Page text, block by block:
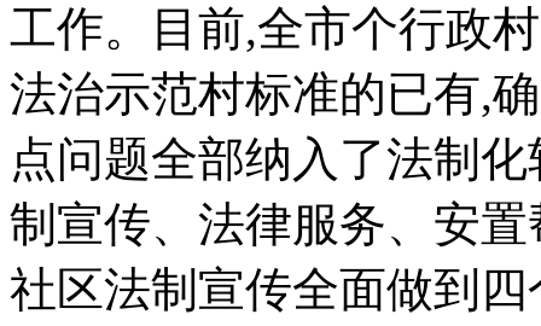
工作。目前,全市个行政
法治示范村标准的已有,
点问题全部纳入了法制
制宣传、法律服务、安
社区法制宣传全面做到